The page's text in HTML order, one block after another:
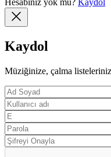
Hesabınız yok mu? Kaydol
Kaydol
Müziğinize, çalma